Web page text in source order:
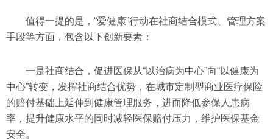
值得一提的是，“爱健康”行动在社商结合模式、管理方案
手段等方面，包含以下创新要素：
一是社商结合，促进医保从“以治病为中心”向“以健康为
中心”转变，发挥社商结合优势，在城市定制型商业医疗保险
的赔付基础上延伸到健康管理服务，进而降低参保人患病
率，提升健康水平的同时减轻医保赔付压力，维护医保基金
安全。